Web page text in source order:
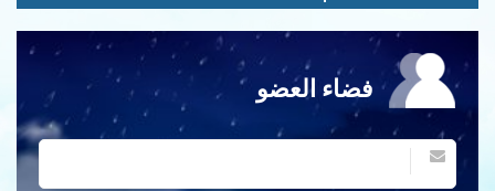
فضاء العضو